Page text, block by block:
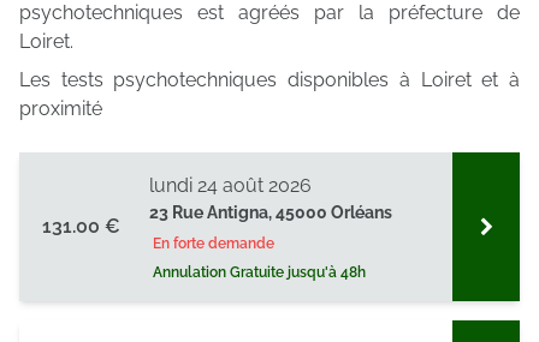
Médecins agréés pour le permis
Visite médicale test psychotechnique
psychotechniques est agréés par la préfecture de
Loiret.
Les tests psychotechniques disponibles à Loiret et à
proximité
131.00 €
23 Rue Antigna, 45000 Orléans
En forte demande
Annulation Gratuite jusqu'à 48h
lundi 24 août 2026